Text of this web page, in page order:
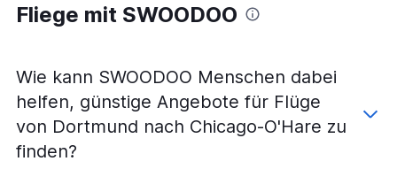
Flüge von Hamburg nach Chicago-O'Hare
Flüge von Nürnberg nach Chicago Midway
Flüge von Köln nach Chicago-O'Hare
Fliege mit SWOODOO
Wie kann SWOODOO Menschen dabei
helfen, günstige Angebote für Flüge
von Dortmund nach Chicago-O'Hare zu
finden?